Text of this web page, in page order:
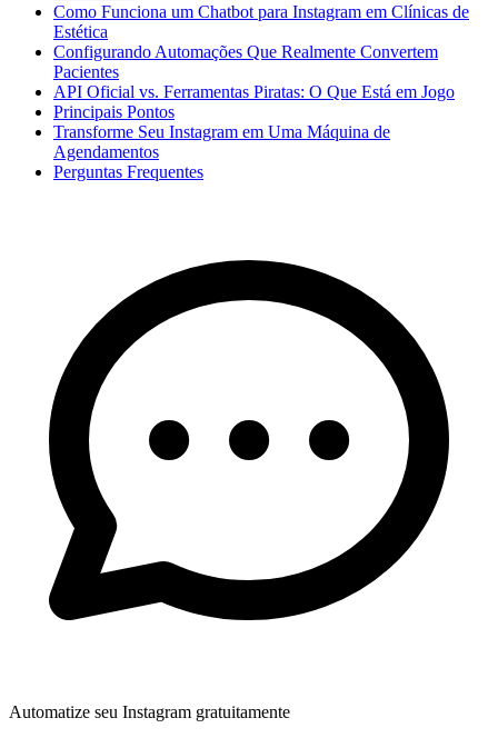
Como Funciona um Chatbot para Instagram em Clínicas de
Estética
Configurando Automações Que Realmente Convertem
Pacientes
API Oficial vs. Ferramentas Piratas: O Que Está em Jogo
Principais Pontos
Transforme Seu Instagram em Uma Máquina de
Agendamentos
Perguntas Frequentes
Automatize seu Instagram gratuitamente